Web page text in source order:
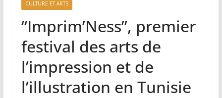
CULTURE ET ARTS
“Imprim’Ness”, premier
festival des arts de
l’impression et de
l’illustration en Tunisie